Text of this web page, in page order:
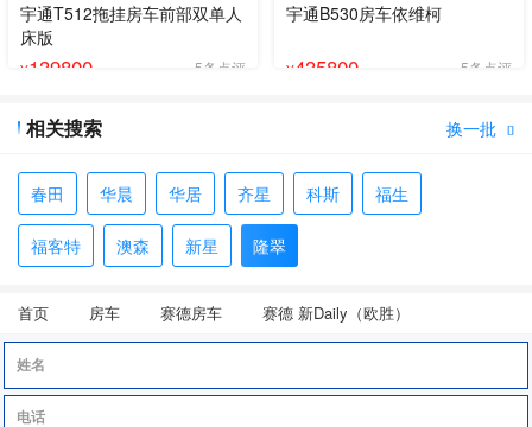
宇通T512拖挂房车前部双单人
床版
¥139800 5条点评
宇通B530房车依维柯
¥435800 5条点评
换一批 
相关搜索
春田 华晨 华居 齐星 科斯 福生
福客特 澳森 新星 隆翠
首页 房车 赛德房车 赛德 新Daily（欧胜）